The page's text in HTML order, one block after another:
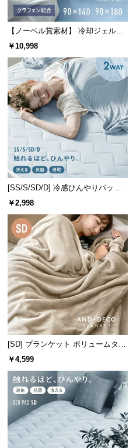
【ノーベル賞素材】 冷却ジェルマ
ット クールマット 表面温度-14℃
￥10,998
[SS/S/SD/D] 冷感ひんやりパッド
リバーシブル 速乾 抗菌 洗える
￥2,998
[SD] ブランケット ボリュームタイ
プ
￥4,599